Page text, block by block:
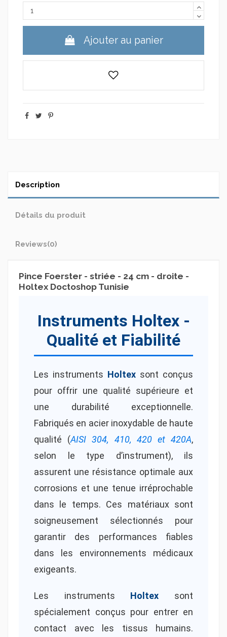
Ajouter au panier
Description
Détails du produit
Reviews(0)
Pince Foerster - striée - 24 cm - droite -
Holtex Doctoshop Tunisie
Instruments Holtex -
Qualité et Fiabilité
Les instruments Holtex sont conçus
pour offrir une qualité supérieure et
une durabilité exceptionnelle.
Fabriqués en acier inoxydable de haute
qualité (AISI 304, 410, 420 et 420A,
selon le type d’instrument), ils
assurent une résistance optimale aux
corrosions et une tenue irréprochable
dans le temps. Ces matériaux sont
soigneusement sélectionnés pour
garantir des performances fiables
dans les environnements médicaux
exigeants.
Les instruments Holtex sont
spécialement conçus pour entrer en
contact avec les tissus humains.